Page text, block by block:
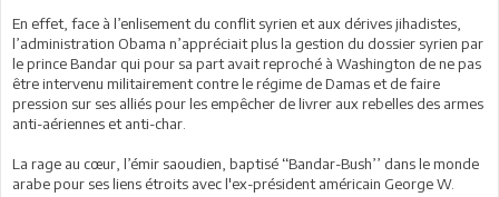
En effet, face à l’enlisement du conflit syrien et aux dérives jihadistes,
l’administration Obama n’appréciait plus la gestion du dossier syrien par
le prince Bandar qui pour sa part avait reproché à Washington de ne pas
être intervenu militairement contre le régime de Damas et de faire
pression sur ses alliés pour les empêcher de livrer aux rebelles des armes
anti-aériennes et anti-char.
La rage au cœur, l’émir saoudien, baptisé ‘‘Bandar-Bush’’ dans le monde
arabe pour ses liens étroits avec l'ex-président américain George W.